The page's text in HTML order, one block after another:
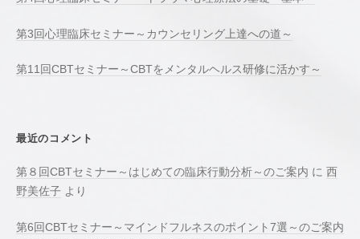
第3回心理臨床セミナー～カウンセリング上達への道～
第11回CBTセミナー～CBTをメンタルヘルス研修に活かす～
最近のコメント
第８回CBTセミナー～はじめての臨床行動分析～のご案内 に 西
野美佐子 より
第6回CBTセミナー～マインドフルネスのポイント7選～のご案内